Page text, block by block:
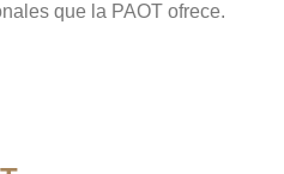
que la PAOT ofrece.